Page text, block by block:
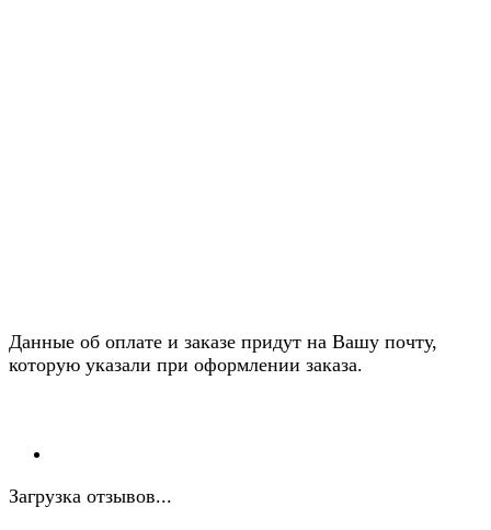
Данные об оплате и заказе придут на Вашу почту,
которую указали при оформлении заказа.
Загрузка отзывов...